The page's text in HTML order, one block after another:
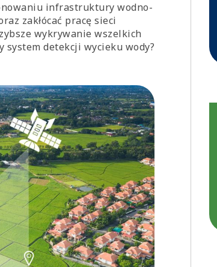
infrastruktury wodno-
zakłócać pracę sieci
wykrywanie wszelkich
system detekcji wycieku wody?